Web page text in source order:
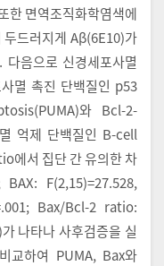
한 면역조직화학염색에
드러지게 Aβ(6E10)가
다음으로 신경세포사멸
멸 촉진 단백질인 p53
와 Bcl-2-
억제 단백질인 B-cell
서 집단 간 유의한 차
BAX: F(2,15)=27.528,
Bax/Bcl-2 ratio:
나타나 사후검증을 실
교하여 PUMA, Bax와